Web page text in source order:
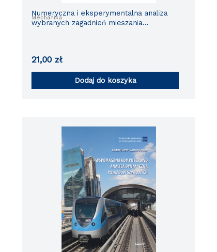
Mechanika
Numeryczna i eksperymentalna analiza
wybranych zagadnień mieszania
21,00 zł
Dodaj do koszyka